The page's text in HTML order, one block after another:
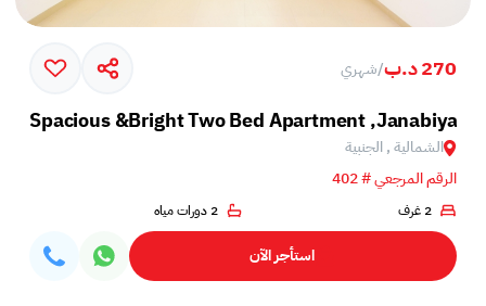
270 د.ب /شهري
Spacious &Bright Two Bed Apartment ,Janabiya
الشمالية , الجنبية
الرقم المرجعي # 402
2 غرف 2 دورات مياه
استأجر الآن